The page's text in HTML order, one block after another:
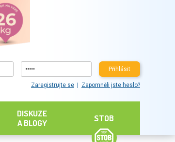
Přihlásit
Zaregistrujte se Zapomněli jste heslo?
DISKUZE
A BLOGY
STOB